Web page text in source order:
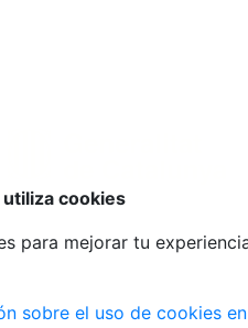
cookies
para mejorar tu
sobre el uso de cookies